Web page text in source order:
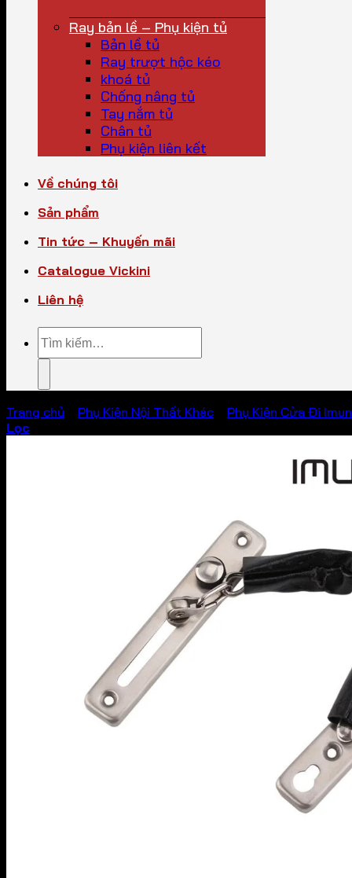
Ray bản lề – Phụ kiện tủ
Bản lề tủ
Ray trượt hộc kéo
khoá tủ
Chống nâng tủ
Tay nắm tủ
Chân tủ
Phụ kiện liên kết
Về chúng tôi
Sản phẩm
Tin tức – Khuyến mãi
Catalogue Vickini
Liên hệ
Tìm
kiếm:
Trang chủ Phụ Kiện Nội Thất Khác Phụ Kiện Cửa Đi
Lọc